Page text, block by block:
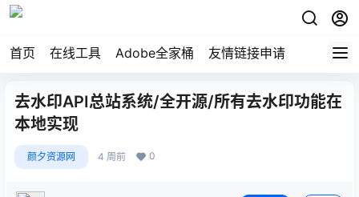
首页 在线工具 Adobe全家桶 友情链接申请
去水印API总站系统/全开源/所有去水印功能在
本地实现
颜夕资源网 4 周前 0